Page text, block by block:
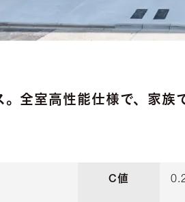
全室高性能仕様で、家族
C値